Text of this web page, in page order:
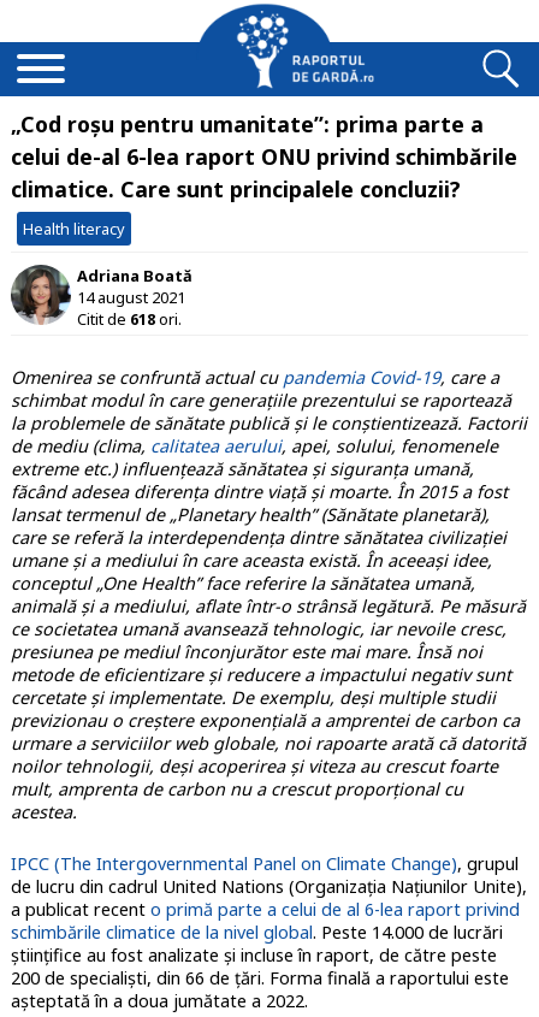
„Cod roșu pentru umanitate”: prima parte a
celui de-al 6-lea raport ONU privind schimbările
climatice. Care sunt principalele concluzii?
Health literacy
Adriana Boată
14 august 2021
Citit de 618ori.
Omenirea se confruntă actual cu pandemia Covid-19, care a
schimbat modul în care generațiile prezentului se raportează
la problemele de sănătate publică și le conștientizează. Factorii
de mediu (clima, calitatea aerului, apei, solului, fenomenele
extreme etc.) influențează sănătatea și siguranța umană,
făcând adesea diferența dintre viață și moarte. În 2015 a fost
lansat termenul de „Planetary health” (Sănătate planetară),
care se referă la interdependența dintre sănătatea civilizației
umane și a mediului în care aceasta există. În aceeași idee,
conceptul „One Health” face referire la sănătatea umană,
animală și a mediului, aflate într-o strânsă legătură. Pe măsură
ce societatea umană avansează tehnologic, iar nevoile cresc,
presiunea pe mediul înconjurător este mai mare. Însă noi
metode de eficientizare și reducere a impactului negativ sunt
cercetate și implementate. De exemplu, deși multiple studii
previzionau o creștere exponențială a amprentei de carbon ca
urmare a serviciilor web globale, noi rapoarte arată că datorită
noilor tehnologii, deși acoperirea și viteza au crescut foarte
mult, amprenta de carbon nu a crescut proporțional cu
acestea.
IPCC (The Intergovernmental Panel on Climate Change), grupul
de lucru din cadrul United Nations (Organizația Națiunilor Unite),
a publicat recent o primă parte a celui de al 6-lea raport privind
schimbările climatice de la nivel global. Peste 14.000 de lucrări
științifice au fost analizate și incluse în raport, de către peste
200 de specialiști, din 66 de țări. Forma finală a raportului este
așteptată în a doua jumătate a 2022.